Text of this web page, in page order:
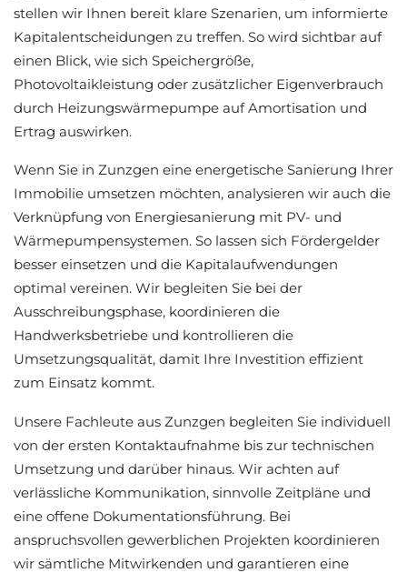
stellen wir Ihnen bereit klare Szenarien, um informierte
Kapitalentscheidungen zu treffen. So wird sichtbar auf
einen Blick, wie sich Speichergröße,
Photovoltaikleistung oder zusätzlicher Eigenverbrauch
durch Heizungswärmepumpe auf Amortisation und
Ertrag auswirken.
Wenn Sie in Zunzgen eine energetische Sanierung Ihrer
Immobilie umsetzen möchten, analysieren wir auch die
Verknüpfung von Energiesanierung mit PV- und
Wärmepumpensystemen. So lassen sich Fördergelder
besser einsetzen und die Kapitalaufwendungen
optimal vereinen. Wir begleiten Sie bei der
Ausschreibungsphase, koordinieren die
Handwerksbetriebe und kontrollieren die
Umsetzungsqualität, damit Ihre Investition effizient
zum Einsatz kommt.
Unsere Fachleute aus Zunzgen begleiten Sie individuell
von der ersten Kontaktaufnahme bis zur technischen
Umsetzung und darüber hinaus. Wir achten auf
verlässliche Kommunikation, sinnvolle Zeitpläne und
eine offene Dokumentationsführung. Bei
anspruchsvollen gewerblichen Projekten koordinieren
wir sämtliche Mitwirkenden und garantieren eine